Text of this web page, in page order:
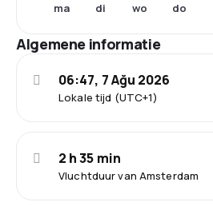
ma di wo do
Algemene informatie
Lokale tijd (UTC+1)
06:47, 7 Ağu 2026
Vluchtduur van Amsterdam
2 h 35 min